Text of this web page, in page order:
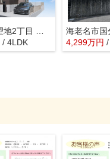
/ 4LDK 4,299万円